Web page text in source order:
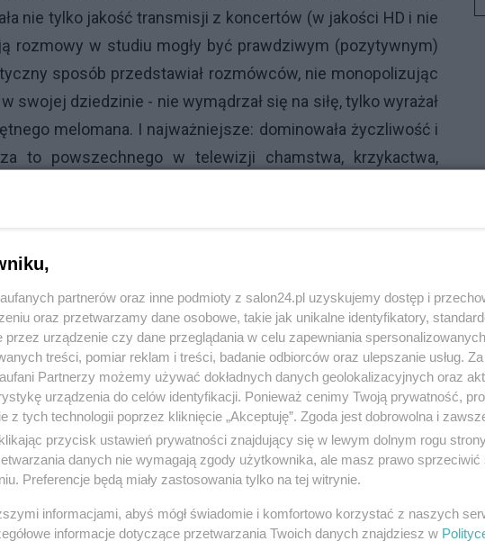
nie tylko jakość transmisji z koncertów (w jakości HD i nie
rozmowy w studiu mogły być prawdziwym (pozytywnym)
sposób przedstawiał rozmówców, nie monopolizując
dziedzinie - nie wymądrzał się na siłę, tylko wyrażał
melomana. I najważniejsze: dominowała życzliwość i
to powszechnego w telewizji chamstwa, krzykactwa,
pierwszy od naprawdę dłuższego czasu z przyjemnością
artysty.
takich audycji w waszej stacji. I jeszcze jedno: dla tych, co
Konkurs laureatów dziś wieczorem (18:50).
Skomentuj 2 Obserwuj notkę
Kultura
Czy Miłosz Kłeczek będzie prowadził program nago?
partnerów oraz inne podmioty z salon24.pl uzyskujemy dostęp i
oraz przetwarzamy dane osobowe, takie jak unikalne identyfikatory,
przez urządzenie czy dane przeglądania w celu zapewniania
treści, pomiar reklam i treści, badanie odbiorców oraz ulepszanie usług.
Partnerzy możemy używać dokładnych danych geolokalizacyjnych oraz
urządzenia do celów identyfikacji. Ponieważ cenimy Twoją prywatność,
z tych technologii poprzez kliknięcie „Akceptuję”. Zgoda jest dobrowolna i
przycisk ustawień prywatności znajdujący się w lewym dolnym rogu
danych nie wymagają zgody użytkownika, ale masz prawo sprzeciwić
Preferencje będą miały zastosowania tylko na tej witrynie.
informacjami, abyś mógł świadomie i komfortowo korzystać z naszych
informacje dotyczące przetwarzania Twoich danych znajdziesz w